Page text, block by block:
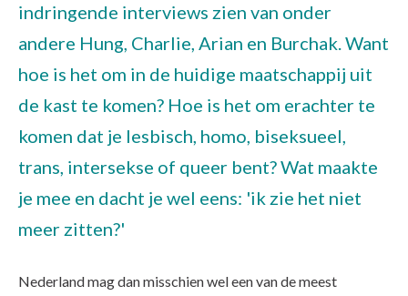
indringende interviews zien van onder
andere Hung, Charlie, Arian en Burchak. Want
hoe is het om in de huidige maatschappij uit
de kast te komen? Hoe is het om erachter te
komen dat je lesbisch, homo, biseksueel,
trans, intersekse of queer bent? Wat maakte
je mee en dacht je wel eens: 'ik zie het niet
meer zitten?'
Nederland mag dan misschien wel een van de meest